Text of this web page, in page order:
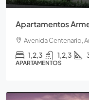
Apartamentos
Avenida Centenario,
1,2,3 1,2,3
APARTAMENTOS